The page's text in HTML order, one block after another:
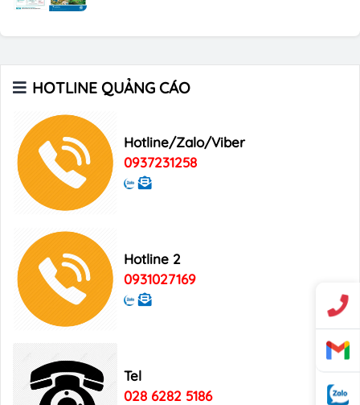
Các Tạp chí trên máy bay
Xu hướng quảng cáo trên xe ô tô
Digital Marketing
HOTLINE QUẢNG CÁO
Hotline/Zalo/Viber
0937231258
Hotline 2
0931027169
Tel
028 6282 5186